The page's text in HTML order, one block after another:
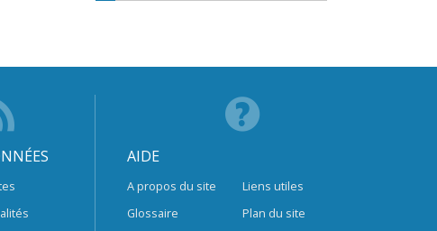
AIDE
A propos du site
Glossaire
Liens utiles
Plan du site